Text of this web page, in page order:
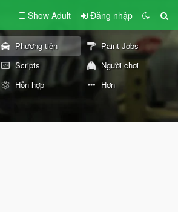
Show Adult Đăng nhập
Phương tiện
Paint Jobs
Scripts
Người chơi
Hỗn hợp Hơn